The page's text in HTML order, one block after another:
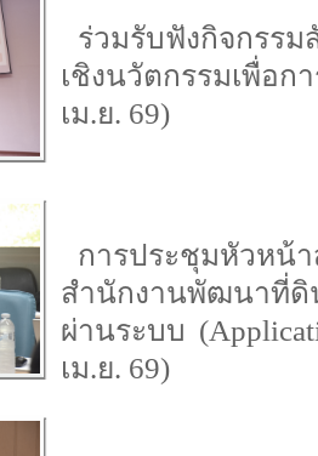
ร่วมรับฟังกิจกรร
เชิงนวัตกรรมเพื่อ
เม.ย. 69)
การประชุมหัวหน้
สำนักงานพัฒนาที่
ผ่านระบบ
เม.ย. 69)